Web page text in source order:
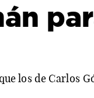
los de Carlos